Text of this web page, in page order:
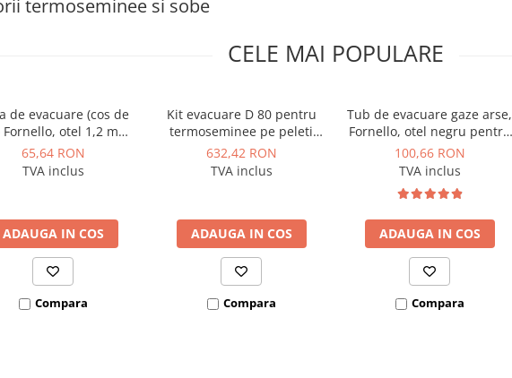
CELE MAI POPULARE
de evacuare (cos de
otel 1,2 mm,
centrale si seminee
diametru 80 mm,
65,64 RON
TVA inclus
ADAUGA IN COS
Compara
Kit evacuare D 80 pentru
termoseminee pe peleti
Dominus
632,42 RON
TVA inclus
ADAUGA IN COS
Compara
Tub de evacuare gaze arse,
Fornello, otel negru pentru
centrale si termoseminee
pe peleti, diametru 80 mm,
garnitura
100,66 RON
TVA inclus
ADAUGA IN COS
Compara